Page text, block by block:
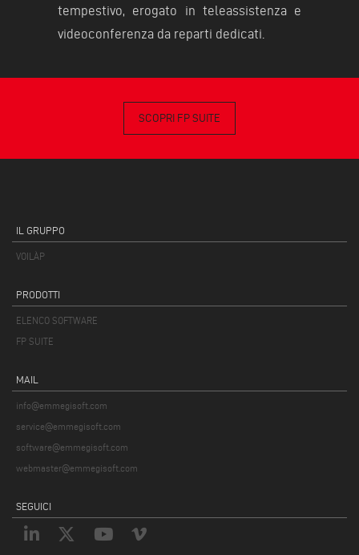
tempestivo, erogato in teleassistenza e
videoconferenza da reparti dedicati.
SCOPRI FP SUITE
IL GRUPPO
VOILÀP
PRODOTTI
ELENCO SOFTWARE
FP SUITE
MAIL
info@emmegisoft.com
service@emmegisoft.com
software@emmegisoft.com
webmaster@emmegisoft.com
SEGUICI